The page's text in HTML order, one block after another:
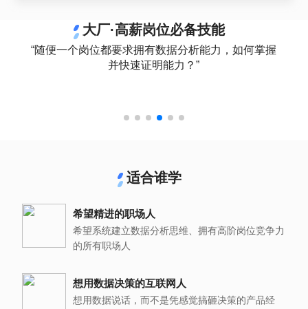
大厂·高薪岗位必备技能
“随便一个岗位都要求拥有数据分析能力，如何掌握
并快速证明能力？”
适合谁学
希望精进的职场人
希望系统建立数据分析思维、拥有高阶岗位竞争力
的所有职场人
想用数据决策的互联网人
想用数据说话，而不是凭感觉搞砸决策的产品经